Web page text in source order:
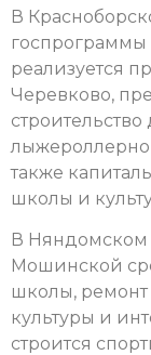
В
госпрограммы
реализуется
Черевково,
также
школы и
В Няндомском
Мошинской
школы, ремонт
культуры и
строится